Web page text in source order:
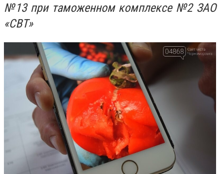
№13 при таможенном комплексе №2 ЗАО
«СВТ»